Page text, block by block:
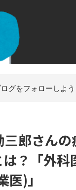
グをフォローしよう
三郎さん
？「外
)」